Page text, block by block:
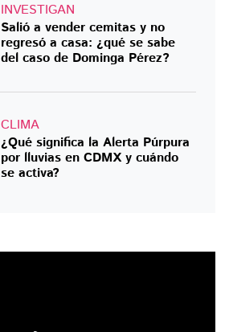
INVESTIGAN
Salió a vender cemitas y no
regresó a casa: ¿qué se sabe
del caso de Dominga Pérez?
CLIMA
¿Qué significa la Alerta Púrpura
por lluvias en CDMX y cuándo
se activa?